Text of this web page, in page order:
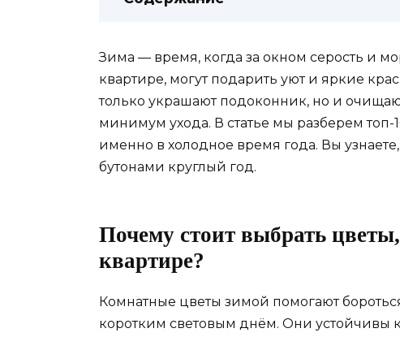
Зима — время, когда за окном серость и
квартире, могут подарить уют и яркие
только украшают подоконник, но и
минимум ухода. В статье мы разберем
именно в холодное время года. Вы
бутонами круглый год.
Почему стоит выбрать
квартире?
Комнатные цветы зимой помогают
коротким световым днём. Они устойчивы